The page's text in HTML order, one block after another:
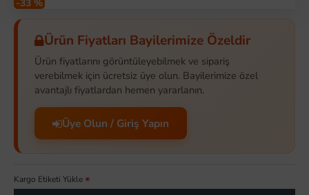
-33 %
Ürün Fiyatları Bayilerimize Özeldir
Ürün fiyatlarını görüntüleyebilmek ve sipariş
verebilmek için ücretsiz üye olun. Bayilerimize özel
avantajlı fiyatlardan hemen yararlanın.
Üye Olun / Giriş Yapın
Kargo Etiketi Yükle